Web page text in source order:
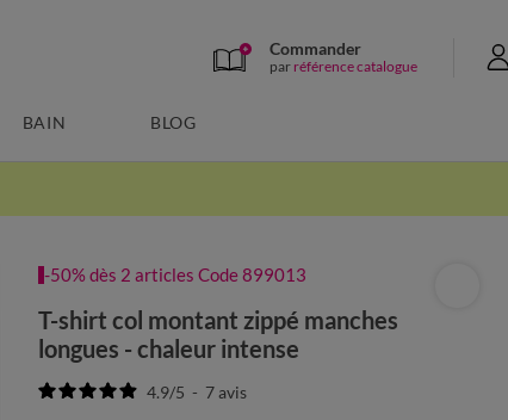
Commander
par référence catalogue
BAIN BLOG
-50% dès 2 articles Code 899013
T-shirt col montant zippé manches
longues - chaleur intense
4.9/5 - 7avis